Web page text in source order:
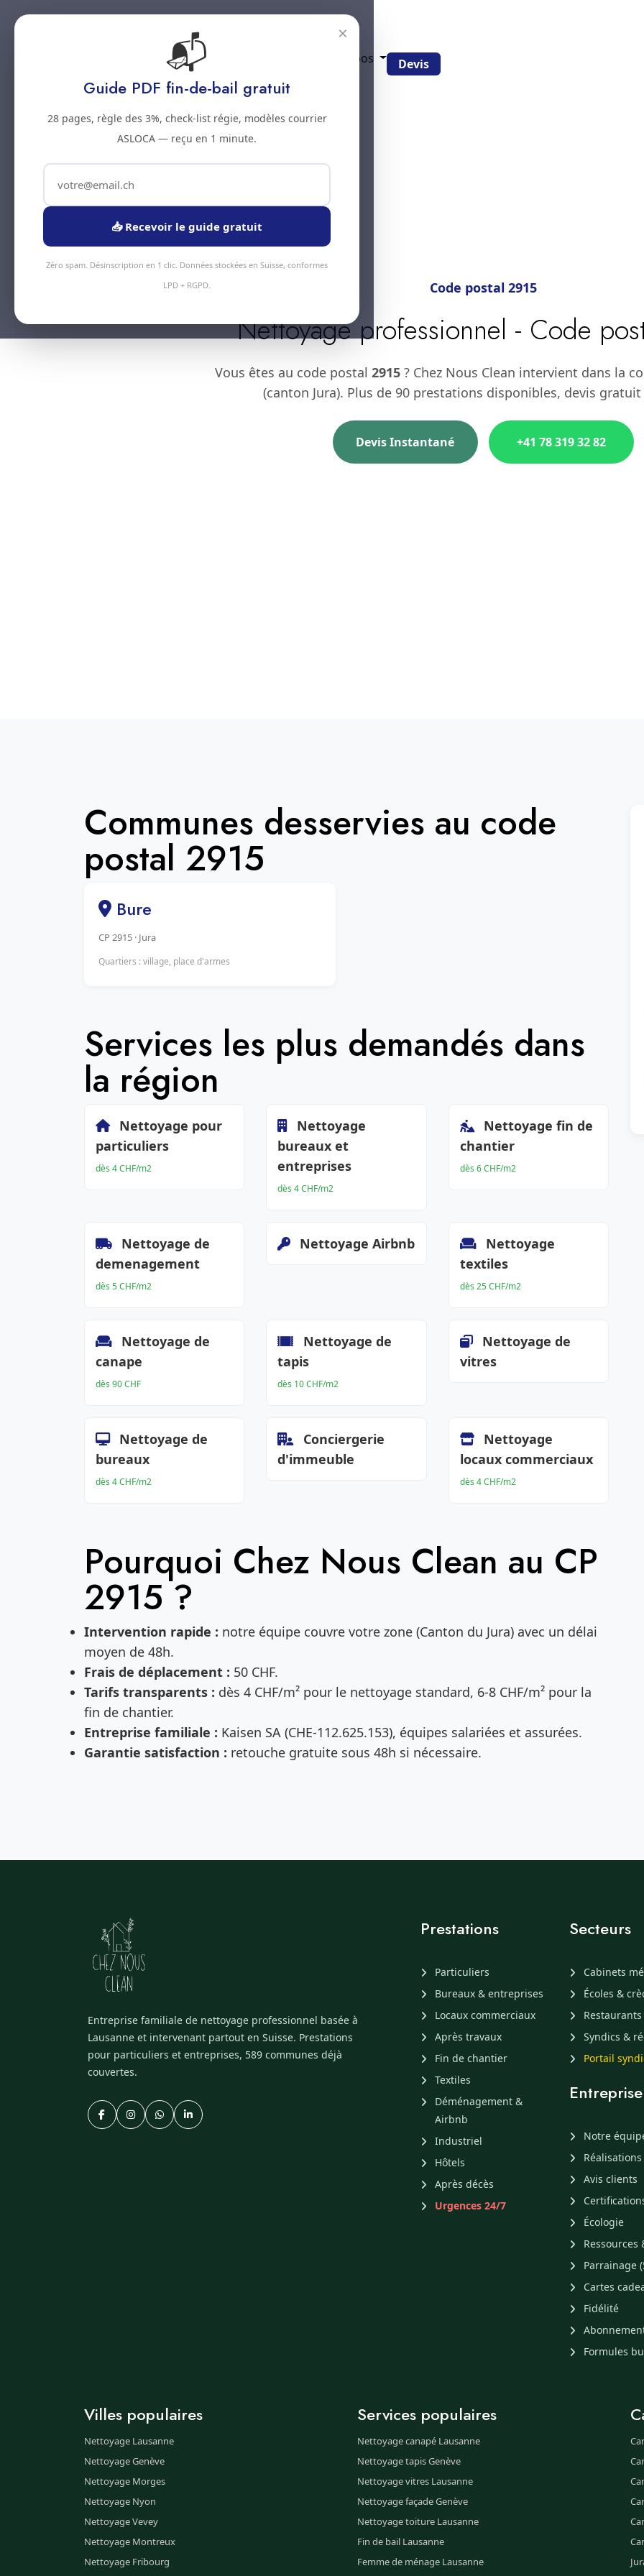
Prestations À propos Devis
Code postal 2915
Nettoyage professionnel - Code
Vous êtes au code postal 2915 ? Chez Nous Clean intervient dans la
(canton Jura). Plus de 90 prestations disponibles, devis gratuit
Devis Instantané +41 78 319 32 82
Communes desservies au code
postal 2915
Bure
CP 2915 · Jura
Quartiers : village, place d'armes
Services les plus demandés dans
la région
Nettoyage pour
particuliers
dès 4 CHF/m2
Nettoyage
bureaux et
entreprises
dès 4 CHF/m2
Nettoyage fin de
chantier
dès 6 CHF/m2
Nettoyage de
demenagement
dès 5 CHF/m2
Nettoyage Airbnb
Nettoyage
textiles
dès 25 CHF/m2
Nettoyage de
canape
dès 90 CHF
Nettoyage de
tapis
dès 10 CHF/m2
Nettoyage de
vitres
Nettoyage de
bureaux
dès 4 CHF/m2
Conciergerie
d'immeuble
Nettoyage
locaux commerciaux
dès 4 CHF/m2
Pourquoi Chez Nous Clean au CP
2915 ?
Intervention rapide : notre équipe couvre votre zone (Canton du Jura) avec un délai
moyen de 48h.
Frais de déplacement : 50 CHF.
Tarifs transparents : dès 4 CHF/m² pour le nettoyage standard, 6-8 CHF/m² pour la
fin de chantier.
Entreprise familiale : Kaisen SA (CHE-112.625.153), équipes salariées et assurées.
Garantie satisfaction : retouche gratuite sous 48h si nécessaire.
Entreprise familiale de nettoyage professionnel basée à
Lausanne et intervenant partout en Suisse. Prestations
pour particuliers et entreprises, 589 communes déjà
couvertes.
Prestations
Particuliers
Bureaux & entreprises
Locaux commerciaux
Après travaux
Fin de chantier
Textiles
Déménagement &
Airbnb
Industriel
Hôtels
Après décès
Urgences 24/7
Secteurs
Cabinets
Écoles &
Restaurants
Syndics &
Portail
Entreprise
Notre
Réalisations
Avis clients
Écologie
Ressources
Parrainage
Cartes
Fidélité
Formules
Villes populaires
Nettoyage Lausanne
Nettoyage Genève
Nettoyage Morges
Nettoyage Nyon
Nettoyage Vevey
Nettoyage Montreux
Nettoyage Fribourg
Services populaires
Nettoyage canapé Lausanne
Nettoyage tapis Genève
Nettoyage vitres Lausanne
Nettoyage façade Genève
Nettoyage toiture Lausanne
Fin de bail Lausanne
Femme de ménage Lausanne
×
📬
Guide PDF fin-de-bail gratuit
28 pages, règle des 3%, check-list régie, modèles courrier
ASLOCA — reçu en 1 minute.
📥 Recevoir le guide gratuit
Zéro spam. Désinscription en 1 clic. Données stockées en Suisse, conformes
LPD + RGPD.